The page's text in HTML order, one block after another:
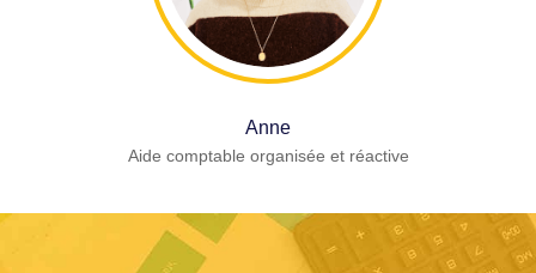
Anne
Aide comptable organisée et réactive